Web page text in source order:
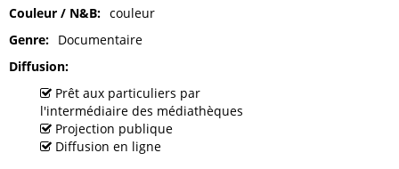
Couleur / N&B
couleur
Genre
Documentaire
Diffusion
Prêt aux particuliers par
l'intermédiaire des médiathèques
Projection publique
Diffusion en ligne